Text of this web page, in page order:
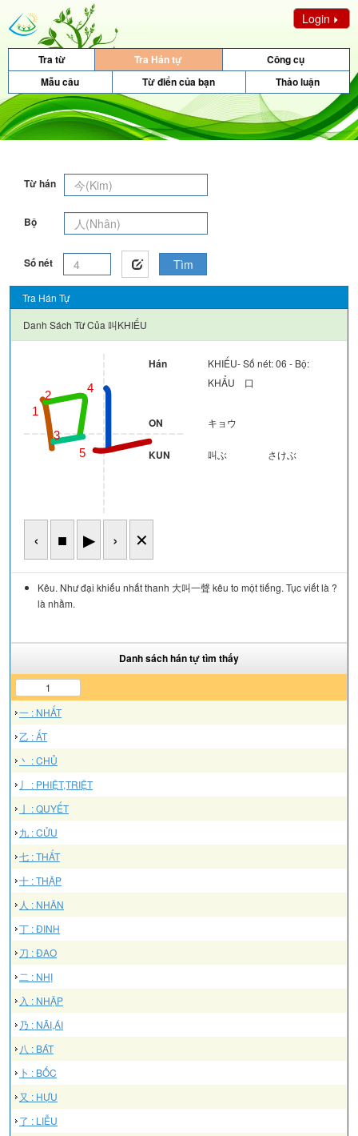
Login
Tra từ Tra Hán tự
Công cụ
Mẫu câu
Từ điển của bạn Thảo luận
Từ hán
Bộ
Số nét Tìm
Tra Hán Tự
Danh Sách Từ Của 叫KHIẾU
1
2
3
4
5
‹ ■ ▶ › ✕
Hán
KHIẾU- Số nét: 06 - Bộ:
KHẨU 口
ON キョウ
KUN 叫ぶ さけぶ
Kêu. Như đại khiếu nhất thanh 大叫一聲 kêu to một tiếng. Tục viết là ?
là nhầm.
Danh sách hán tự tìm thấy
1
一 : NHẤT
乙 : ẤT
丶 : CHỦ
丿 : PHIỆT,TRIỆT
亅 : QUYẾT
九 : CỬU
七 : THẤT
十 : THẬP
人 : NHÂN
丁 : ĐINH
刀 : ĐAO
二 : NHỊ
入 : NHẬP
乃 : NÃI,ÁI
八 : BÁT
卜 : BỐC
又 : HỰU
了 : LIỄU